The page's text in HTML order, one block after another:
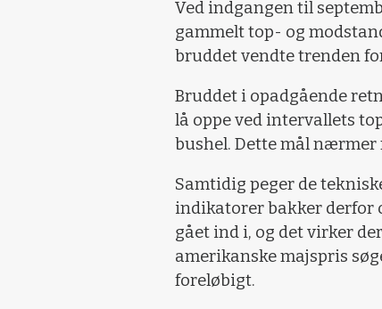
Ved indgangen til
gammelt top- og
bruddet vendte trenden
Bruddet i opadgående
lå oppe ved intervallets
bushel. Dette mål
Samtidig peger de
indikatorer bakker derfor
gået ind i, og det virker
amerikanske majspris
foreløbigt.